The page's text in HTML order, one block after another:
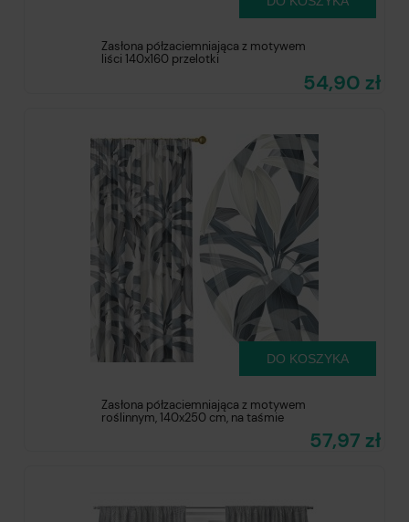
Zasłona półzaciemniająca z motywem
liści 140x160 przelotki
54,90 zł
Zasłona półzaciemniająca z motywem
roślinnym, 140x250 cm, na taśmie
57,97 zł
DO KOSZYKA